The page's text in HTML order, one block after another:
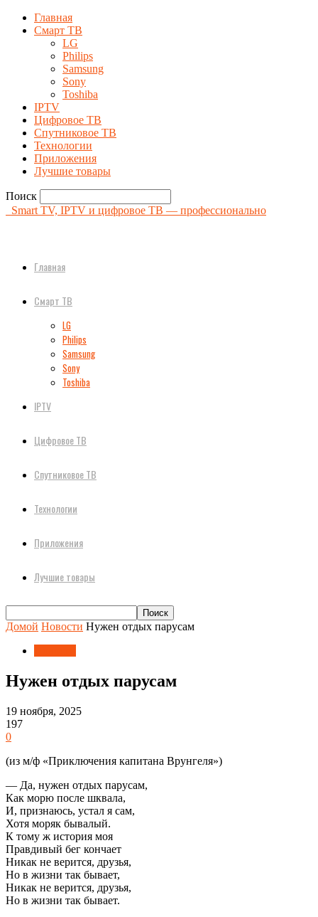
Главная
Смарт ТВ
LG
Philips
Samsung
Sony
Toshiba
IPTV
Цифровое ТВ
Спутниковое ТВ
Технологии
Приложения
Лучшие товары
Поиск
Smart TV, IPTV и цифровое ТВ — профессионально
Главная
Смарт ТВ
LG
Philips
Samsung
Sony
Toshiba
IPTV
Цифровое ТВ
Спутниковое ТВ
Технологии
Приложения
Лучшие товары
Домой Новости Нужен отдых парусам
Нужен отдых парусам
19 ноября, 2025
197
0
(из м/ф «Приключения капитана Врунгеля»)
— Да, нужен отдых парусам,
Как морю после шквала,
И, признаюсь, устал я сам,
Хотя моряк бывалый.
К тому ж история моя
Правдивый бег кончает
Никак не верится, друзья,
Но в жизни так бывает,
Никак не верится, друзья,
Но в жизни так бывает.